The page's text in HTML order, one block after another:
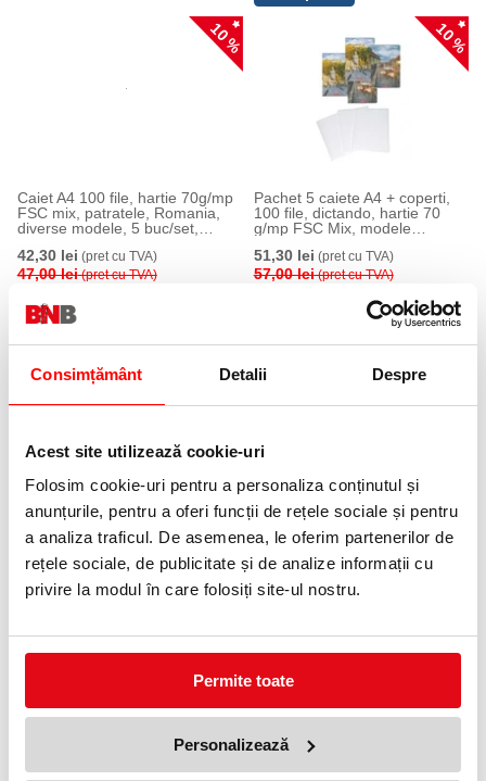
Consimțământ Detalii Despre
Acest site utilizează cookie-uri
Folosim cookie-uri pentru a personaliza conținutul și
anunțurile, pentru a oferi funcții de rețele sociale și pentru
a analiza traficul. De asemenea, le oferim partenerilor de
rețele sociale, de publicitate și de analize informații cu
privire la modul în care folosiți site-ul nostru.
Permite toate
Personalizează
10 %
Caiet A4 100 file, hartie 70g/mp
FSC mix, patratele, Romania,
diverse modele, 5 buc/set,
42,30 lei (pret cu TVA)
47,00 lei(pret cu TVA)
10 %
Pachet 5 caiete A4 + coperti,
100 file, dictando, hartie 70
g/mp FSC Mix, modele
51,30 lei (pret cu TVA)
57,00 lei(pret cu TVA)
10 %
Caiet A4 100 file, hartie 70g/mp
FSC mix, dictando, Romania,
diverse modele, 5 buc/set,
Herlitz
42,30 lei(pret cu TVA)
47,00 lei (pret cu TVA)
10 %
Pachet 5 caiete A4 + coperti,
80 file, patratele, hartie 70
g/mp FSC Mix, modele
asortate Megamix 2, Herlitz
39,60 lei(pret cu TVA)
44,00 lei(pret cu TVA)
10 % 10 %